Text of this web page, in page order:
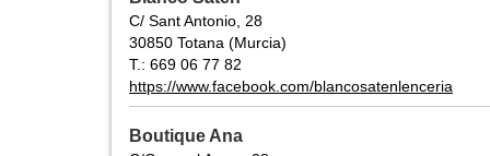
C/ Sant Antonio, 28
30850 Totana (Murcia)
T.: 669 06 77 82
https://www.facebook.com/blancosatenlenceria
Boutique Ana